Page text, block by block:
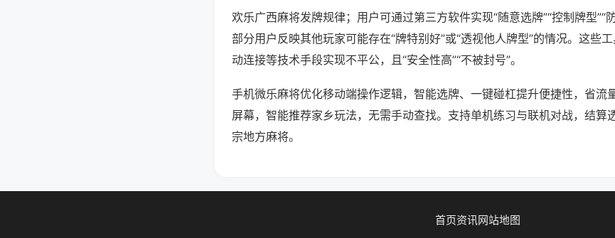
欢乐广西麻将发牌规律；用户可通过第三方软件实现“随意选牌”“控制牌型”“
部分用户反映其他玩家可能存在“牌特别好”或“透视他人牌型”的情况。这些
动连接等技术手段实现不平公，且“安全性高”“不被封号”。
手机微乐麻将优化移动端操作逻辑，智能选牌、一键碰杠提升便捷性，省流
屏幕，智能推荐家乡玩法，无需手动查找。支持单机练习与联机对战，结算
宗地方麻将。
首页资讯网站地图